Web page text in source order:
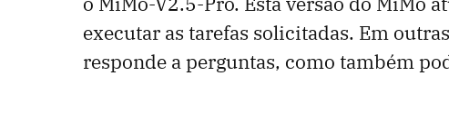
executar as tarefas solicitadas. Em
responde a perguntas, como também